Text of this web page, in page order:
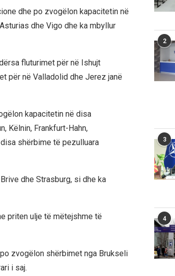
dhe po zvogëlon kapacitetin në
dhe Vigo dhe ka mbyllur
fluturimet për në Ishujt
për në Valladolid dhe Jerez janë
kapacitetin në disa
Këlnin, Frankfurt-Hahn,
shërbime të pezulluara
dhe Strasburg, si dhe ka
priten ulje të mëtejshme të
zvogëlon shërbimet nga Brukseli
i saj.
2
3
4